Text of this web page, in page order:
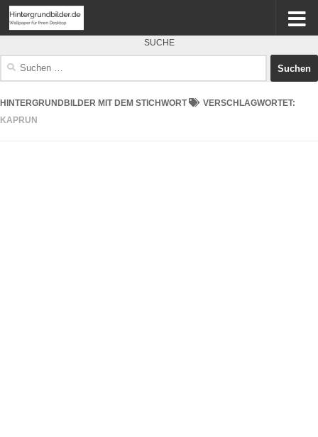
SUCHE
HINTERGRUNDBILDER MIT DEM STICHWORT
VERSCHLAGWORTET:
KAPRUN